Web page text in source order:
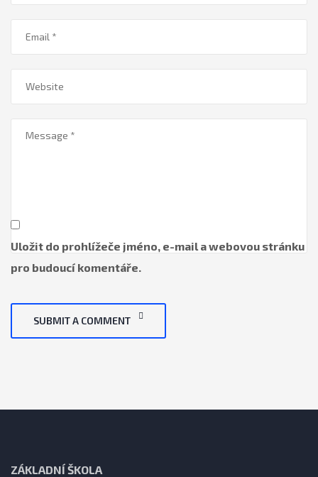
Uložit do prohlížeče jméno, e-mail a webovou stránku
pro budoucí komentáře.
SUBMIT A COMMENT
ZÁKLADNÍ ŠKOLA